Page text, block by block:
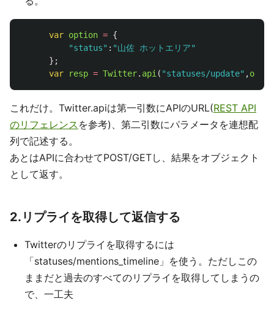
var option = {
"status" : "山佐 ホットエリア"
};
var
resp = Twitter. api ( "statuses/update" ,
これだけ。Twitter.apiは第一引数にAPIのURL(REST API
のリフェレンス を参考)、第二引数にパラメータを連想配
列で記述する。
あとはAPIに合わせてPOST/GETし、結果をオブジェクト
として返す。
2.リプライを取得して返信する
Twitterのリプライを取得するには
「statuses/mentions_timeline」を使う。ただしこの
ままだと過去のすべてのリプライを取得してしまうの
で、一工夫